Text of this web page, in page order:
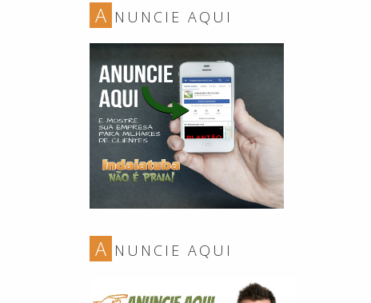
A NUNCIE AQUI
A NUNCIE AQUI